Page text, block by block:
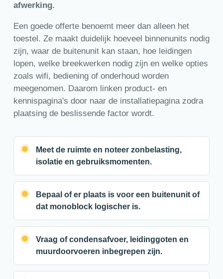
afwerking.
Een goede offerte benoemt meer dan alleen het
toestel. Ze maakt duidelijk hoeveel binnenunits nodig
zijn, waar de buitenunit kan staan, hoe leidingen
lopen, welke breekwerken nodig zijn en welke opties
zoals wifi, bediening of onderhoud worden
meegenomen. Daarom linken product- en
kennispagina's door naar de installatiepagina zodra
plaatsing de beslissende factor wordt.
Meet de ruimte en noteer zonbelasting,
isolatie en gebruiksmomenten.
Bepaal of er plaats is voor een buitenunit of
dat monoblock logischer is.
Vraag of condensafvoer, leidinggoten en
muurdoorvoeren inbegrepen zijn.